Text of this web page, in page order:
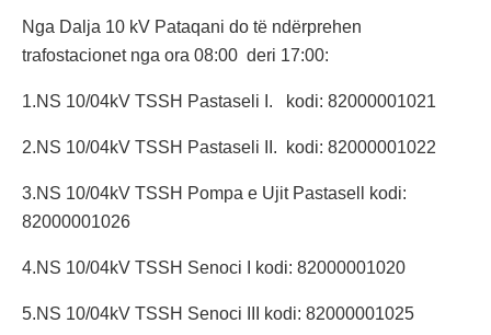
Nga Dalja 10 kV Pataqani do të ndërprehen
trafostacionet nga ora 08:00 deri 17:00:
1.NS 10/04kV TSSH Pastaseli I. kodi: 82000001021
2.NS 10/04kV TSSH Pastaseli II. kodi: 82000001022
3.NS 10/04kV TSSH Pompa e Ujit Pastasell kodi:
82000001026
4.NS 10/04kV TSSH Senoci I kodi: 82000001020
5.NS 10/04kV TSSH Senoci III kodi: 82000001025